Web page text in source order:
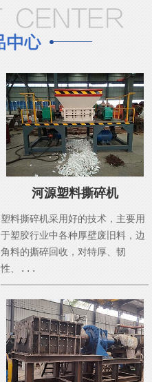
河源塑料撕碎机
塑料撕碎机采用好的技术，主要用
于塑胶行业中各种厚壁废旧料，边
角料的撕碎回收，对特厚、韧
性、...